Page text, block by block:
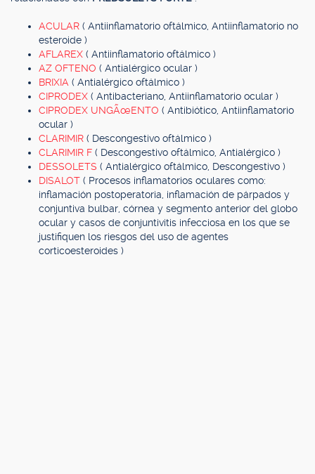
ACULAR ( Antiinflamatorio oftálmico, Antiinflamatorio no
esteroide )
AFLAREX ( Antiinflamatorio oftálmico )
AZ OFTENO ( Antialérgico ocular )
BRIXIA ( Antialérgico oftálmico )
CIPRODEX ( Antibacteriano, Antiinflamatorio ocular )
CIPRODEX UNGÃœENTO ( Antibiótico, Antiinflamatorio
ocular )
CLARIMIR ( Descongestivo oftálmico )
CLARIMIR F ( Descongestivo oftálmico, Antialérgico )
DESSOLETS ( Antialérgico oftálmico, Descongestivo )
DISALOT ( Procesos inflamatorios oculares como:
inflamación postoperatoria, inflamación de párpados y
conjuntiva bulbar, córnea y segmento anterior del globo
ocular y casos de conjuntivitis infecciosa en los que se
justifiquen los riesgos del uso de agentes
corticoesteroides )